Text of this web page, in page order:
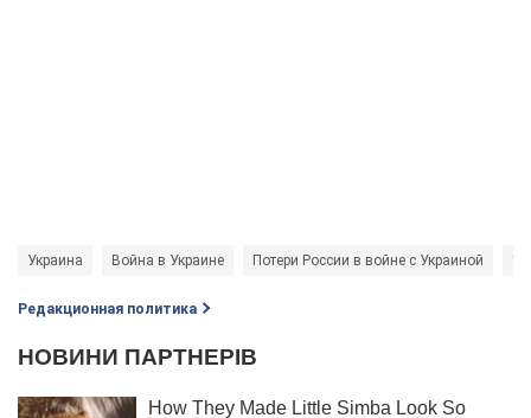
Украина Война в Украине Потери России в войне с Украиной
Редакционная политика